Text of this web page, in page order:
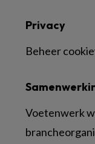
Voetenwerk
Privacy
Beheer